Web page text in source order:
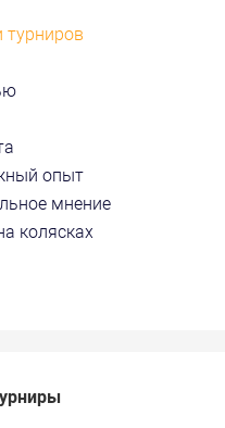
турниров
опыт
мнение
колясках